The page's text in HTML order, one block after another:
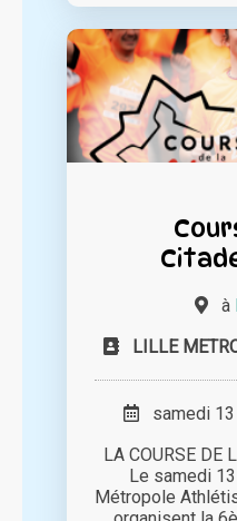
à
LILLE
samedi 13
LA COURSE DE
Le samedi
Métropole